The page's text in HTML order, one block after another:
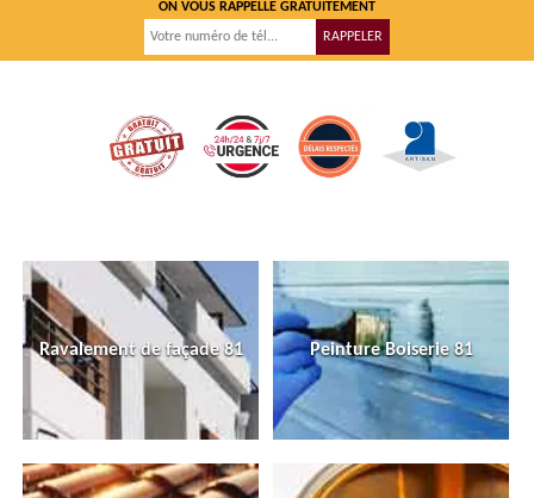
ON VOUS RAPPELLE GRATUITEMENT
Ravalement de façade 81 Peinture Boiserie 81